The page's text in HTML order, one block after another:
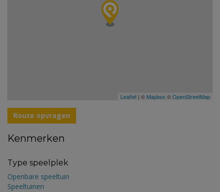
Leaflet | © Mapbox ©OpenStreetMap
Route opvragen
Kenmerken
Type speelplek
Openbare speeltuin
Speeltuinen